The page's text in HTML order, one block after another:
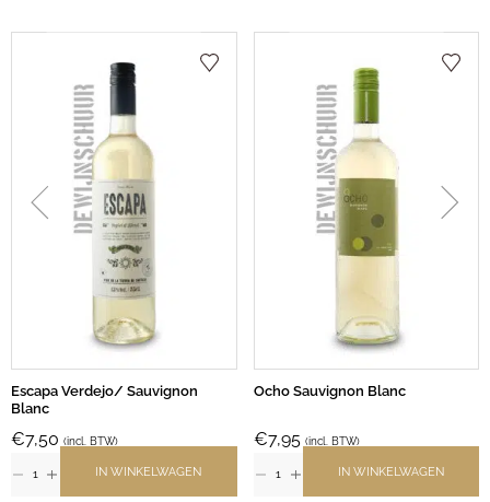
Escapa Verdejo/ Sauvignon
Blanc
€7,50 (incl. BTW)
IN WINKELWAGEN
Ocho Sauvignon Blanc
€7,95 (incl. BTW)
IN WINKELWAGEN